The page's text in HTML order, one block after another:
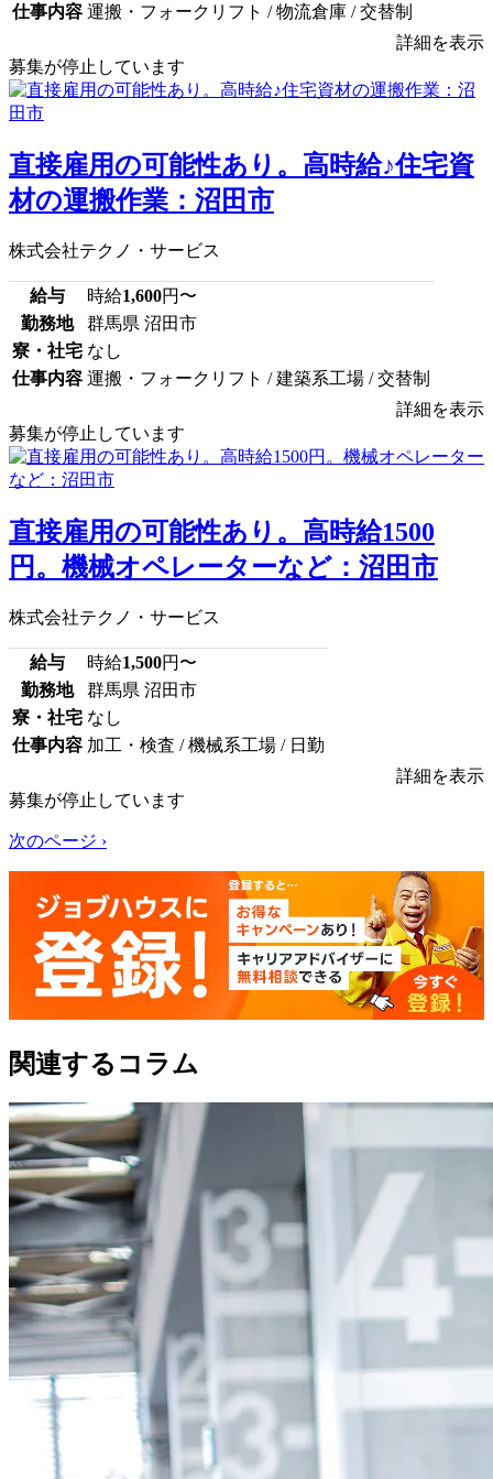
仕事内容 運搬・フォークリフト / 物流倉庫 / 交替制
詳細を表示
募集が停止しています
直接雇用の可能性あり。高時給♪住宅資
材の運搬作業：沼田市
株式会社テクノ・サービス
給与 時給1,600円〜
勤務地
群馬県 沼田市
寮・社宅 なし
仕事内容 運搬・フォークリフト / 建築系工場 / 交替制
詳細を表示
募集が停止しています
直接雇用の可能性あり。高時給1500
円。機械オペレーターなど：沼田市
株式会社テクノ・サービス
給与 時給1,500円〜
勤務地
群馬県 沼田市
寮・社宅 なし
仕事内容 加工・検査 / 機械系工場 / 日勤
詳細を表示
募集が停止しています
次のページ ›
関連するコラム